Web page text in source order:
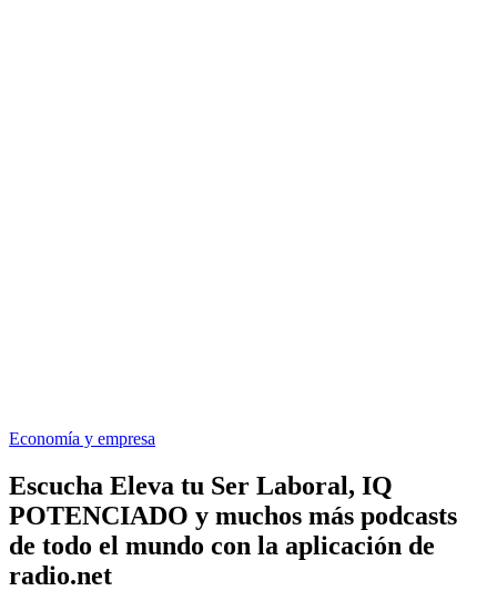
Economía y empresa
Escucha Eleva tu Ser Laboral, IQ
POTENCIADO y muchos más podcasts
de todo el mundo con la aplicación de
radio.net